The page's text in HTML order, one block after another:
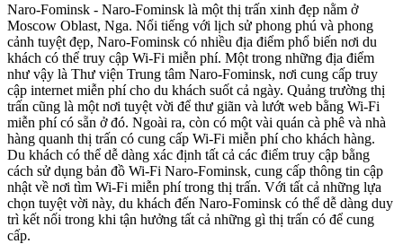
Naro-Fominsk - Naro-Fominsk là một thị trấn xinh đẹp nằm ở
Moscow Oblast, Nga. Nổi tiếng với lịch sử phong phú và phong
cảnh tuyệt đẹp, Naro-Fominsk có nhiều địa điểm phổ biến nơi du
khách có thể truy cập Wi-Fi miễn phí. Một trong những địa điểm
như vậy là Thư viện Trung tâm Naro-Fominsk, nơi cung cấp truy
cập internet miễn phí cho du khách suốt cả ngày. Quảng trường thị
trấn cũng là một nơi tuyệt vời để thư giãn và lướt web bằng Wi-Fi
miễn phí có sẵn ở đó. Ngoài ra, còn có một vài quán cà phê và nhà
hàng quanh thị trấn có cung cấp Wi-Fi miễn phí cho khách hàng.
Du khách có thể dễ dàng xác định tất cả các điểm truy cập bằng
cách sử dụng bản đồ Wi-Fi Naro-Fominsk, cung cấp thông tin cập
nhật về nơi tìm Wi-Fi miễn phí trong thị trấn. Với tất cả những lựa
chọn tuyệt vời này, du khách đến Naro-Fominsk có thể dễ dàng duy
trì kết nối trong khi tận hưởng tất cả những gì thị trấn có để cung
cấp.